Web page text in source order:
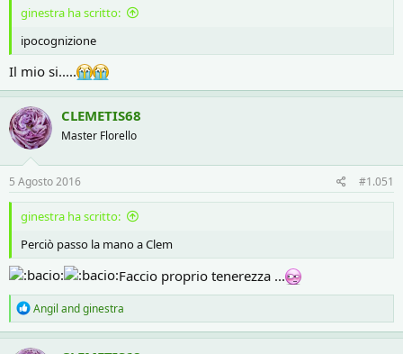
ginestra ha scritto:
ipocognizione
Il mio si.....
CLEMETIS68
Master Florello
5 Agosto 2016 #1.051
ginestra ha scritto:
Perciò passo la mano a Clem
Faccio proprio tenerezza ...
R
e
a
c
Angil andginestra